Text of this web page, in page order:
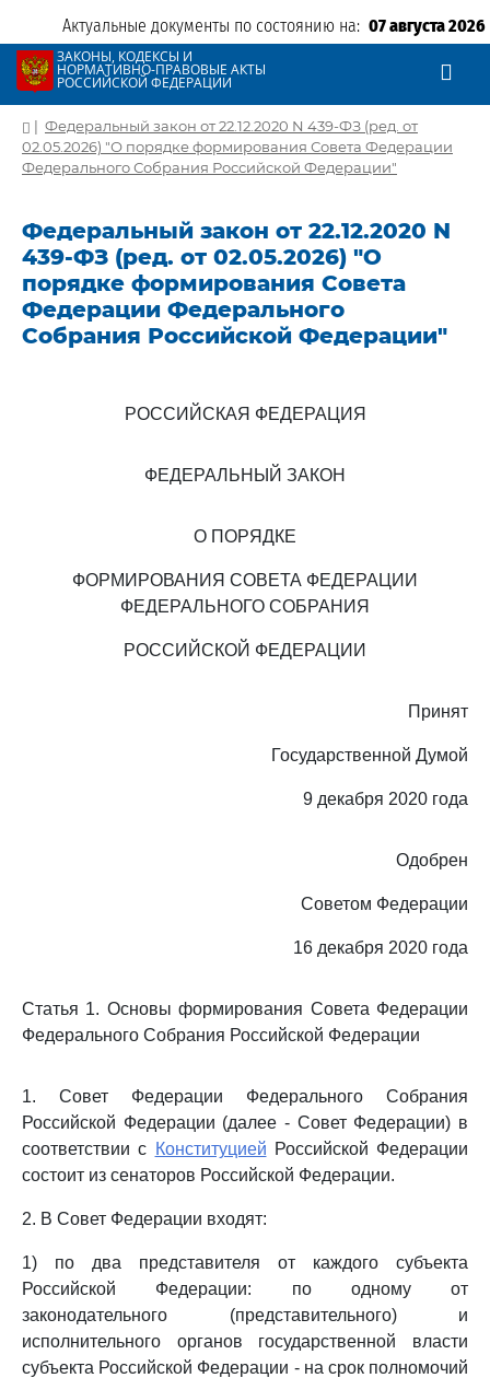
Актуальные документы по состоянию на: 07 августа 2026
ЗАКОНЫ, КОДЕКСЫ И
НОРМАТИВНО-ПРАВОВЫЕ АКТЫ
РОССИЙСКОЙ ФЕДЕРАЦИИ
| Федеральный закон от 22.12.2020 N 439-ФЗ (ред. от
02.05.2026) "О порядке формирования Совета Федерации
Федерального Собрания Российской Федерации"
Федеральный закон от 22.12.2020 N
439-ФЗ (ред. от 02.05.2026) "О
порядке формирования Совета
Федерации Федерального
Собрания Российской Федерации"
РОССИЙСКАЯ ФЕДЕРАЦИЯ
ФЕДЕРАЛЬНЫЙ ЗАКОН
О ПОРЯДКЕ
ФОРМИРОВАНИЯ СОВЕТА ФЕДЕРАЦИИ
ФЕДЕРАЛЬНОГО СОБРАНИЯ
РОССИЙСКОЙ ФЕДЕРАЦИИ
Принят
Государственной Думой
9 декабря 2020 года
Одобрен
Советом Федерации
16 декабря 2020 года
Статья 1. Основы формирования Совета Федерации
Федерального Собрания Российской Федерации
1. Совет Федерации Федерального Собрания
Российской Федерации (далее - Совет Федерации) в
соответствии с Конституцией Российской Федерации
состоит из сенаторов Российской Федерации.
2. В Совет Федерации входят:
1) по два представителя от каждого субъекта
Российской Федерации: по одному от
законодательного (представительного) и
исполнительного органов государственной власти
субъекта Российской Федерации - на срок полномочий